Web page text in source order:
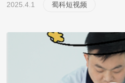
2025.4.1 蜀科短视频